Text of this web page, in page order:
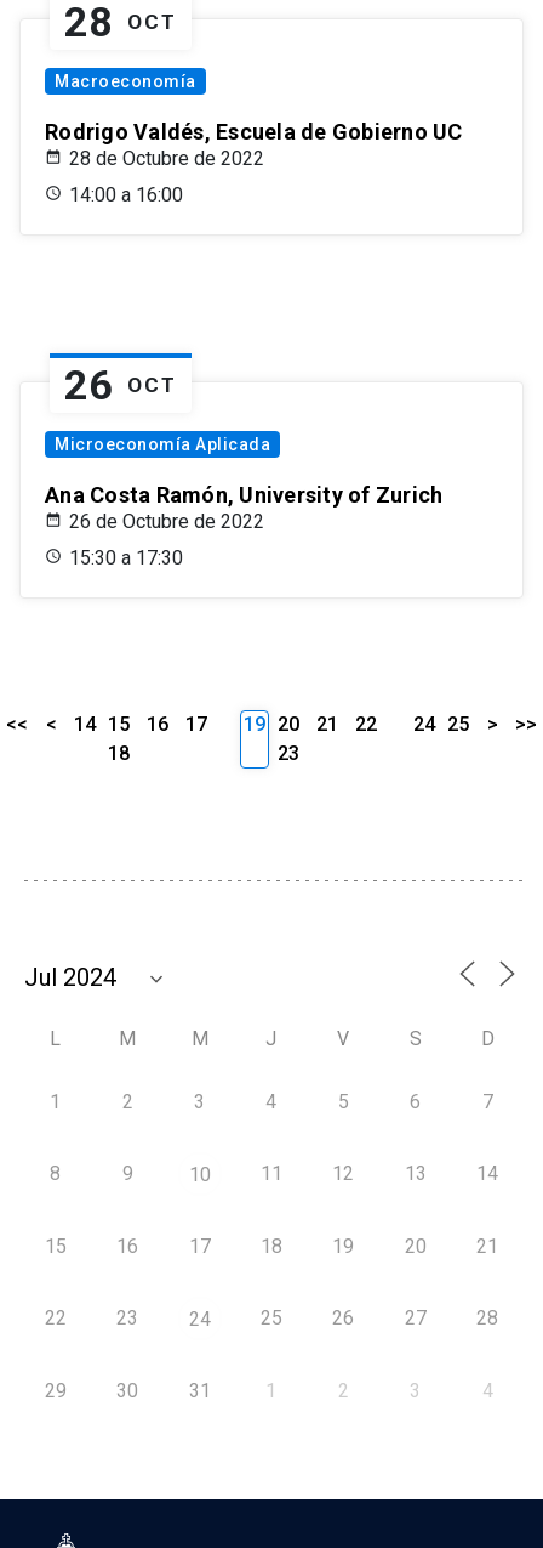
28 OCT
Macroeconomía
Rodrigo Valdés, Escuela de Gobierno UC
28 de Octubre de 2022
14:00 a 16:00
26 OCT
Microeconomía Aplicada
Ana Costa Ramón, University of Zurich
26 de Octubre de 2022
15:30 a 17:30
<< < 14 15 16
17
18
19 20 21
22
23
24 25 > >>
L M M J V S D
1 2 3 4 5 6 7
8 9 10 11 12 13 14
15 16 17 18 19 20 21
22 23 24 25 26 27 28
29 30 31 1 2 3 4